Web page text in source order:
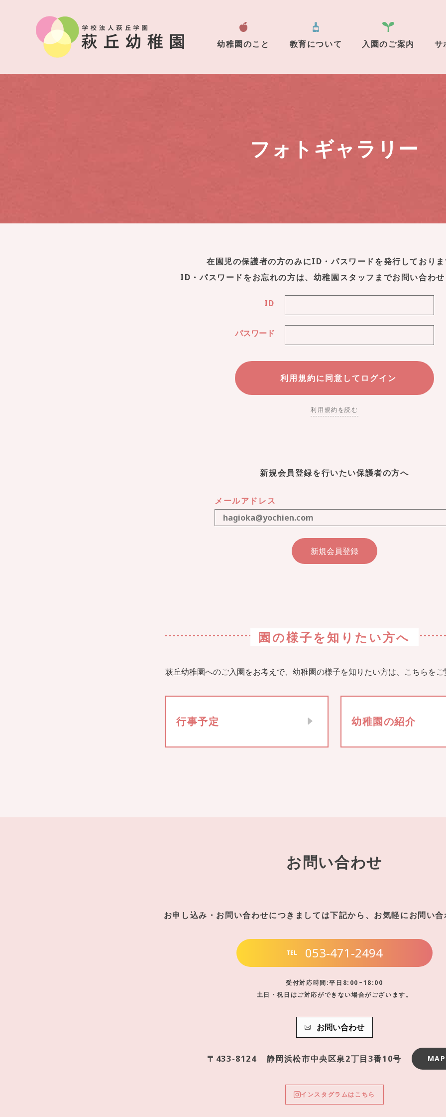
幼稚園のこと 教育について 入園のご案内 サ
フォトギャラリー
在園児の保護者の方のみにID・パスワードを発行しておりま
ID・パスワードをお忘れの方は、幼稚園スタッフまでお問い合わせ
ID
パスワード
利用規約を読む
新規会員登録を行いたい保護者の方へ
メールアドレス
園の様子を知りたい方へ
萩丘幼稚園へのご入園をお考えで、幼稚園の様子を知りたい方は、こちらをご
行事予定 幼稚園の紹介
お問い合わせ
お申し込み・お問い合わせにつきましては下記から、お気軽にお問い合
TEL 053-471-2494
受付対応時間:平日8:00~18:00
土日・祝日はご対応ができない場合がございます。
お問い合わせ
〒433-8124 静岡浜松市中央区泉2丁目3番10号 MAP
インスタグラムはこちら